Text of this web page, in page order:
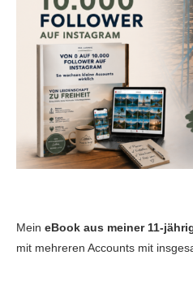
Mein eBook aus meiner 11-
mit mehreren Accounts mit